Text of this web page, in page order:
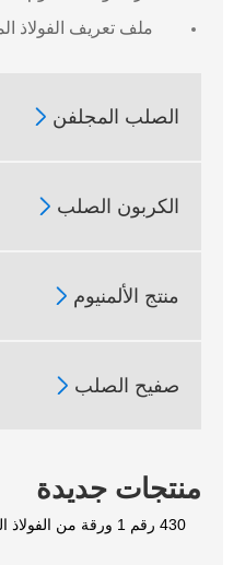
ملف تعريف الفولاذ
الصلب المجلفن 
الكربون الصلب 
منتج الألمنيوم 
صفيح الصلب 
منتجات جديدة
430 رقم 1 ورقة من